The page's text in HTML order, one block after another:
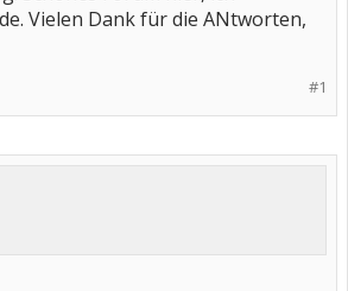
Vielen Dank für die ANtworten,
#1